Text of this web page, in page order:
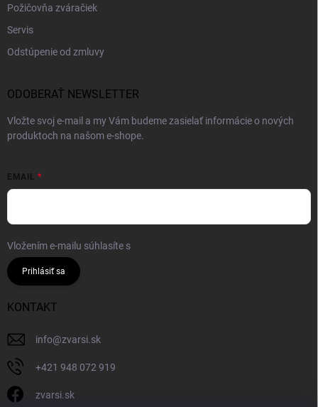
Požičovňa zváračiek
Servis
Odstúpenie od zmluvy
ODOBERAŤ NEWSLETTER
Vložte svoj e-mail a my Vám budeme zasielať informácie o nových
produktoch na našom e-shope.
EMAIL
Vložením e-mailu súhlasíte s
Prihlásiť sa
KONTAKT
info@zvarsi.sk
+421 948 072 919
zvarsi.sk